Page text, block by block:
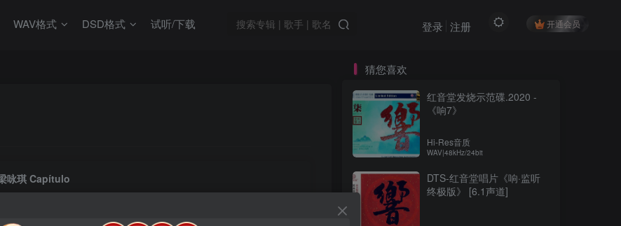
WAV格式 DSD格式 试听/下载 开通会员
登录 注册
咏琪 Capítulo
猜您喜欢
红音堂发烧示范碟.2020 -
《响7》
Hi-Res音质
WAV|48kHz/24bit
DTS-红音堂唱片《响·监听
终极版》 [6.1声道]